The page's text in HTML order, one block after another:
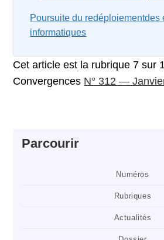
Poursuite du redéploiementdes
informatiques
Cet article est la rubrique 7 sur
Convergences N° 312 —
Parcourir
Numéros
Rubriques
Actualités